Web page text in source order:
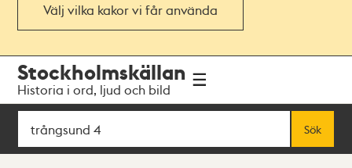
Välj vilka kakor vi får använda
navigationen
huvudinnehållet
Stockholmskällan
Historia i ord, ljud och bild
Sök
Sök